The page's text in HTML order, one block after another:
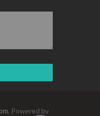
. Powered by